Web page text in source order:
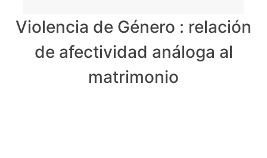
Violencia de Género : relación
de afectividad análoga al
matrimonio